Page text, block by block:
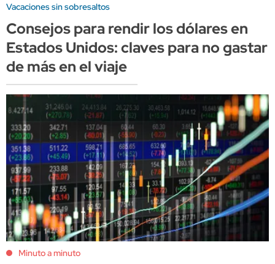
Vacaciones sin sobresaltos
Consejos para rendir los dólares en
Estados Unidos: claves para no gastar
de más en el viaje
Minuto a minuto